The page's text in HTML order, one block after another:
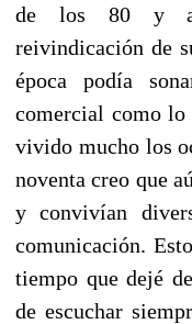
de los 80 y
reivindicación de
época podía
comercial como lo
vivido mucho los
noventa creo que
y convivían
comunicación.
tiempo que dejé
de escuchar